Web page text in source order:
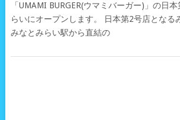
「UMAMI BURGER(ウマミバーガー)」の日
らいにオープンします。 日本第2号店となる
みなとみらい駅から直結の